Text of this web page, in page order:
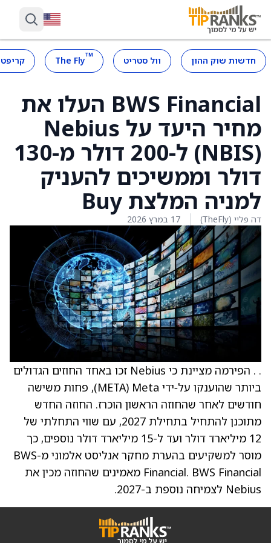
חדשות שוק ההון וול סטריט ™
The Fly
BWS Financial העלו את
מחיר היעד על Nebius
‏(NBIS) ל-200 דולר מ-130
דולר וממשיכים להעניק
למניה המלצת Buy
דה פליי (TheFly) 17 במרץ 2026
. . הפירמה מציינת כי Nebius זכו באחד החוזים הגדולים
ביותר שהוענקו על‑ידי Meta ‏(META), פחות משישה
חודשים לאחר שהחוזה הראשון הוכרז. החוזה החדש
מתוכנן להתחיל בתחילת 2027, עם שווי התחלתי של
12 מיליארד דולר ועד ל-15 מיליארד דולר נוספים, כך
מוסר למשקיעים בהערת מחקר אנליסט אלמוני מ-BWS
Financial. BWS Financial מאמינים שהחוזה מכין את
Nebius לצמיחה נוספת ב-2027.